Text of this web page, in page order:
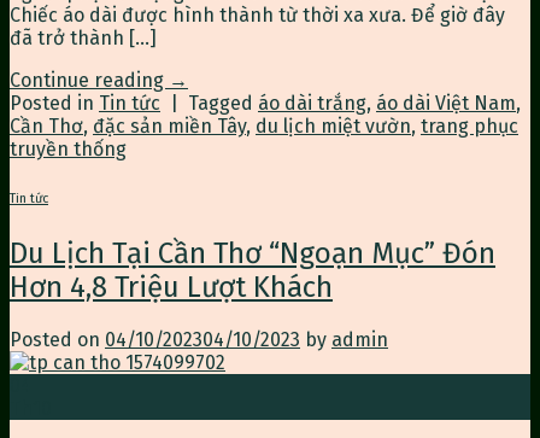
Chiếc áo dài được hình thành từ thời xa xưa. Để giờ đây
đã trở thành […]
Continue reading →
Posted in Tin tức Tagged áo dài trắng, áo dài Việt Nam,
Cần Thơ, đặc sản miền Tây, du lịch miệt vườn, trang phục
truyền thống
Tin tức
Du Lịch Tại Cần Thơ “Ngoạn Mục” Đón
Hơn 4,8 Triệu Lượt Khách
Posted on 04/10/202304/10/2023 by admin